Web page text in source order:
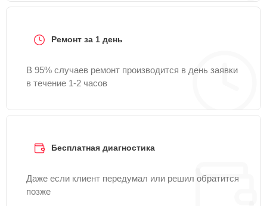
Ремонт за 1 день
В 95% случаев ремонт производится в день заявки
в течение 1-2 часов
Бесплатная диагностика
Даже если клиент передумал или решил обратится
позже